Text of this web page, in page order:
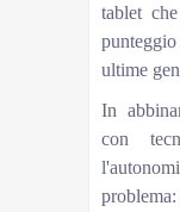
tablet
ultime
In
con